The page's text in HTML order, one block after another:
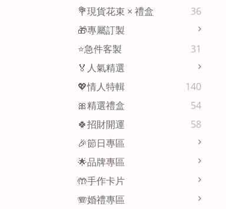
💐現貨花束 × 禮盒
36
🎁專屬訂製
⭐急件客製
31
🏅人氣精選
💖情人特輯
140
🎀精選禮盒
54
🍀招財開運
58
🎉節日專區
🌟品牌專區
🤲手作卡片
🪗婚禮專區